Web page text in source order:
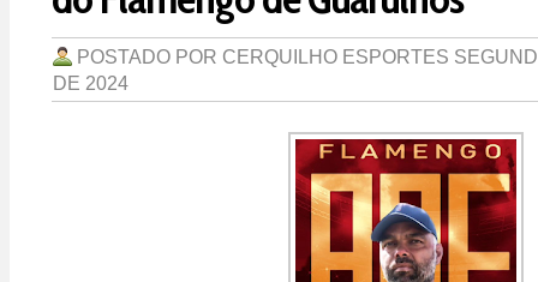
POSTADO POR CERQUILHO ESPORTES
DE 2024